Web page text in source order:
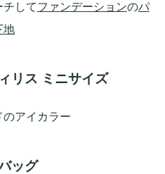
チしてファンデーションのパ
地
リス ミニサイズ
アイカラー
ッグ